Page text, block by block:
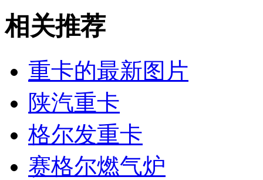
相关推荐
重卡的最新图片
陕汽重卡
格尔发重卡
赛格尔燃气炉